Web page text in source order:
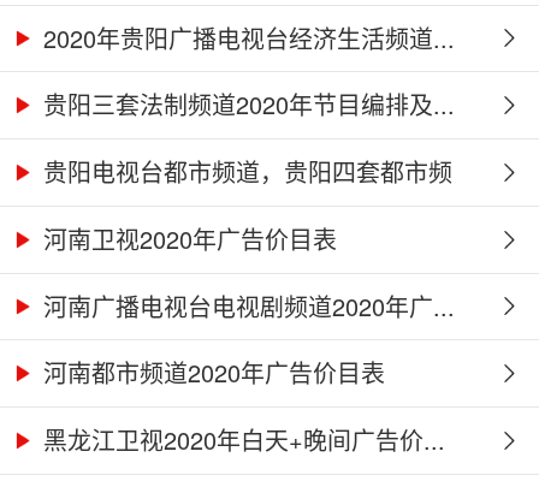
2020年贵阳广播电视台经济生活频道...
贵阳三套法制频道2020年节目编排及...
贵阳电视台都市频道，贵阳四套都市频
道...河南卫视2020年广告价目表
河南广播电视台电视剧频道2020年广...
河南都市频道2020年广告价目表
黑龙江卫视2020年白天+晚间广告价...